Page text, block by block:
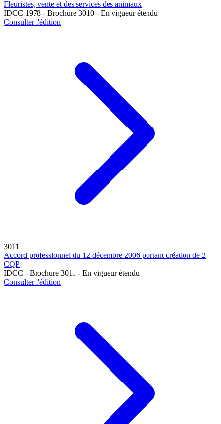
Fleuristes, vente et des services des animaux
IDCC 1978 - Brochure 3010 - En vigueur étendu
Consulter l'édition
3011
Accord professionnel du 12 décembre 2006 portant création de 2
CQP
IDCC - Brochure 3011 - En vigueur étendu
Consulter l'édition